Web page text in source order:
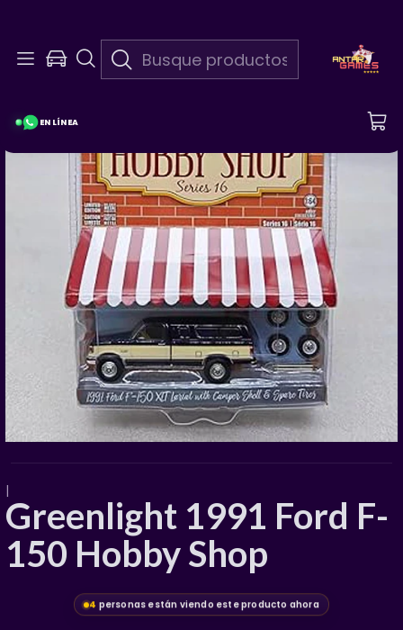
EN LÍNEA
|
Greenlight 1991 Ford F-
150 Hobby Shop
4 personas están viendo este producto ahora